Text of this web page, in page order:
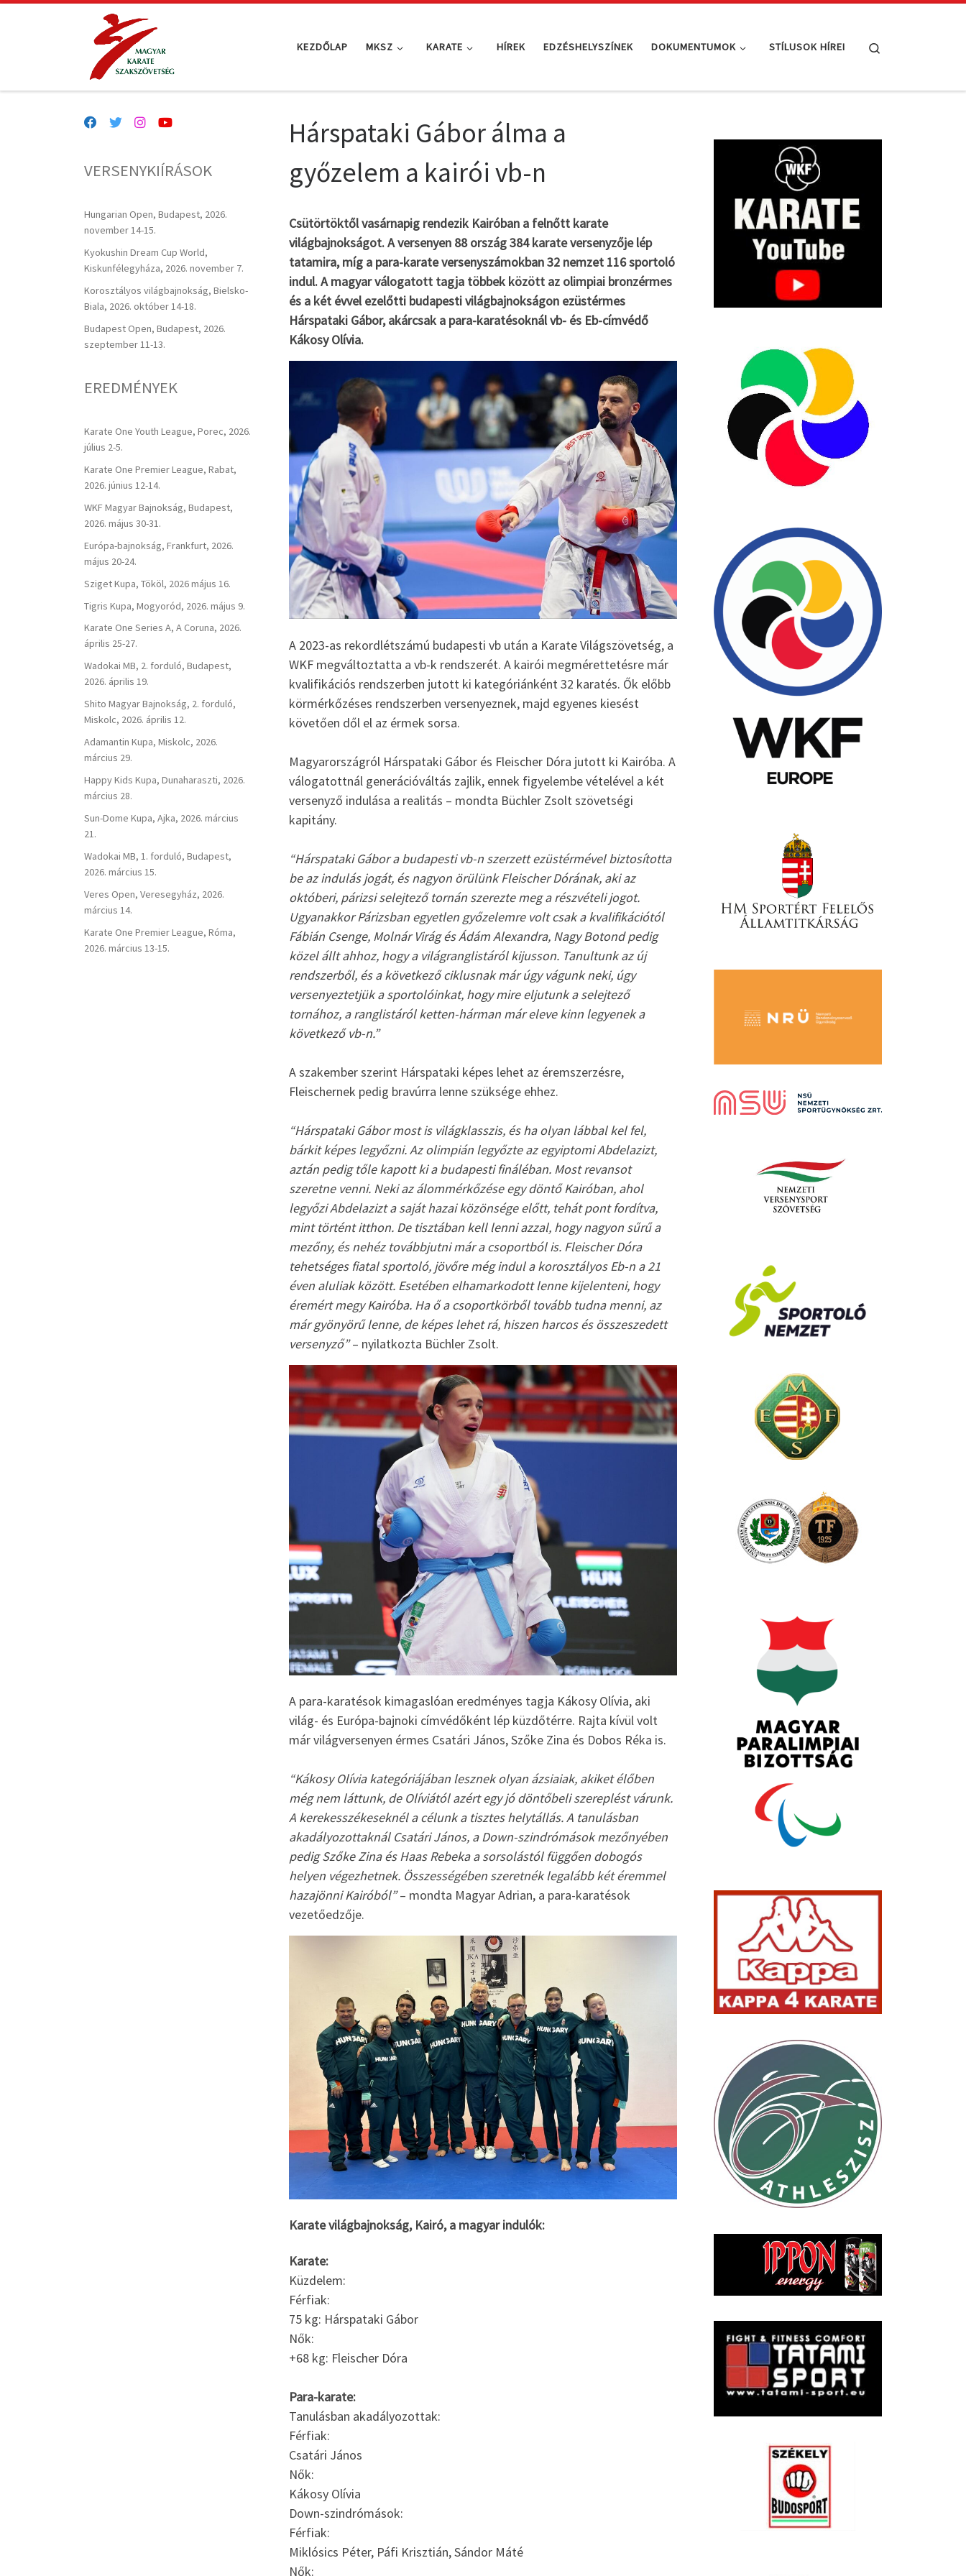
Teljes tartalom megjelenítése
KEZDŐLAP MKSZ KARATE HÍREK EDZÉSHELYSZÍNEK DOKUMENTUMOK STÍLUSOK HÍREI
Hárspataki Gábor álma a
győzelem a kairói vb-n
Csütörtöktől vasárnapig rendezik Kairóban a felnőtt karate
világbajnokságot. A versenyen 88 ország 384 karate versenyzője lép
tatamira, míg a para-karate versenyszámokban 32 nemzet 116 sportoló
indul. A magyar válogatott tagja többek között az olimpiai bronzérmes
és a két évvel ezelőtti budapesti világbajnokságon ezüstérmes
Hárspataki Gábor, akárcsak a para-karatésoknál vb- és Eb-címvédő
Kákosy Olívia.
A 2023-as rekordlétszámú budapesti vb után a Karate Világszövetség, a
WKF megváltoztatta a vb-k rendszerét. A kairói megmérettetésre már
kvalifikációs rendszerben jutott ki kategóriánként 32 karatés. Ők előbb
körmérkőzéses rendszerben versenyeznek, majd egyenes kiesést
követően dől el az érmek sorsa.
Magyarországról Hárspataki Gábor és Fleischer Dóra jutott ki Kairóba. A
válogatottnál generációváltás zajlik, ennek figyelembe vételével a két
versenyző indulása a realitás – mondta Büchler Zsolt szövetségi
kapitány.
“Hárspataki Gábor a budapesti vb-n szerzett ezüstérmével biztosította
be az indulás jogát, és nagyon örülünk Fleischer Dórának, aki az
októberi, párizsi selejtező tornán szerezte meg a részvételi jogot.
Ugyanakkor Párizsban egyetlen győzelemre volt csak a kvalifikációtól
Fábián Csenge, Molnár Virág és Ádám Alexandra, Nagy Botond pedig
közel állt ahhoz, hogy a világranglistáról kijusson. Tanultunk az új
rendszerből, és a következő ciklusnak már úgy vágunk neki, úgy
versenyeztetjük a sportolóinkat, hogy mire eljutunk a selejtező
tornához, a ranglistáról ketten-hárman már eleve kinn legyenek a
következő vb-n.”
A szakember szerint Hárspataki képes lehet az éremszerzésre,
Fleischernek pedig bravúrra lenne szüksége ehhez.
“Hárspataki Gábor most is világklasszis, és ha olyan lábbal kel fel,
bárkit képes legyőzni. Az olimpián legyőzte az egyiptomi Abdelazizt,
aztán pedig tőle kapott ki a budapesti fináléban. Most revansot
szeretne venni. Neki az álommérkőzése egy döntő Kairóban, ahol
legyőzi Abdelazizt a saját hazai közönsége előtt, tehát pont fordítva,
mint történt itthon. De tisztában kell lenni azzal, hogy nagyon sűrű a
mezőny, és nehéz továbbjutni már a csoportból is. Fleischer Dóra
tehetséges fiatal sportoló, jövőre még indul a korosztályos Eb-n a 21
éven aluliak között. Esetében elhamarkodott lenne kijelenteni, hogy
éremért megy Kairóba. Ha ő a csoportkörből tovább tudna menni, az
már gyönyörű lenne, de képes lehet rá, hiszen harcos és összeszedett
versenyző”– nyilatkozta Büchler Zsolt.
A para-karatésok kimagaslóan eredményes tagja Kákosy Olívia, aki
világ- és Európa-bajnoki címvédőként lép küzdőtérre. Rajta kívül volt
már világversenyen érmes Csatári János, Szőke Zina és Dobos Réka is.
“Kákosy Olívia kategóriájában lesznek olyan ázsiaiak, akiket élőben
még nem láttunk, de Olíviától azért egy jó döntőbeli szereplést várunk.
A kerekesszékeseknél a célunk a tisztes helytállás. A tanulásban
akadályozottaknál Csatári János, a Down-szindrómások mezőnyében
pedig Szőke Zina és Haas Rebeka a sorsolástól függően dobogós
helyen végezhetnek. Összességében szeretnék legalább két éremmel
hazajönni Kairóból”– mondta Magyar Adrian, a para-karatésok
vezetőedzője.
Karate világbajnokság, Kairó, a magyar indulók:
Karate:
Küzdelem:
Férfiak:
75 kg: Hárspataki Gábor
Nők:
+68 kg: Fleischer Dóra
Para-karate:
Tanulásban akadályozottak:
Férfiak:
Csatári János
Nők:
Kákosy Olívia
Down-szindrómások:
Férfiak:
Miklósics Péter, Páfi Krisztián, Sándor Máté
Nők:
VERSENYKIÍRÁSOK
Hungarian Open, Budapest, 2026.
november 14-15.
Kyokushin Dream Cup World,
Kiskunfélegyháza, 2026. november 7.
Korosztályos világbajnokság, Bielsko-
Biala, 2026. október 14-18.
Budapest Open, Budapest, 2026.
szeptember 11-13.
EREDMÉNYEK
Karate One Youth League, Porec, 2026.
július 2-5.
Karate One Premier League, Rabat,
2026. június 12-14.
WKF Magyar Bajnokság, Budapest,
2026. május 30-31.
Európa-bajnokság, Frankfurt, 2026.
május 20-24.
Sziget Kupa, Tököl, 2026 május 16.
Tigris Kupa, Mogyoród, 2026. május 9.
Karate One Series A, A Coruna, 2026.
április 25-27.
Wadokai MB, 2. forduló, Budapest,
2026. április 19.
Shito Magyar Bajnokság, 2. forduló,
Miskolc, 2026. április 12.
Adamantin Kupa, Miskolc, 2026.
március 29.
Happy Kids Kupa, Dunaharaszti, 2026.
március 28.
Sun-Dome Kupa, Ajka, 2026. március
21.
Wadokai MB, 1. forduló, Budapest,
2026. március 15.
Veres Open, Veresegyház, 2026.
március 14.
Karate One Premier League, Róma,
2026. március 13-15.